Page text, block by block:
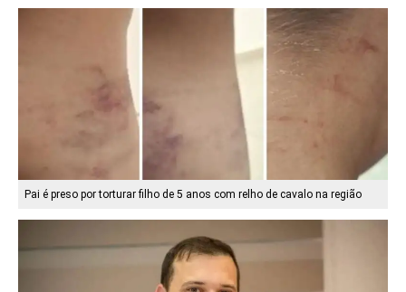
Pai é preso por torturar filho de 5 anos com relho de cavalo na região